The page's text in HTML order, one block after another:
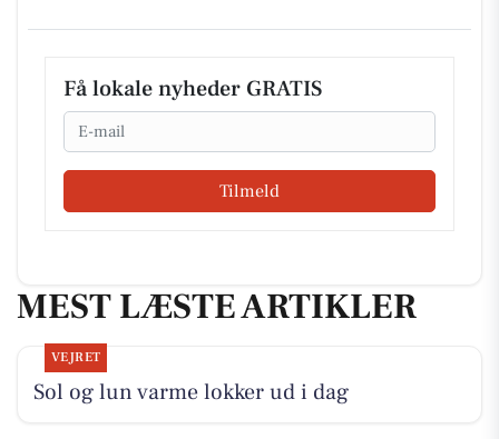
Få lokale nyheder GRATIS
Email
Tilmeld
MEST LÆSTE ARTIKLER
VEJRET
Sol og lun varme lokker ud i dag